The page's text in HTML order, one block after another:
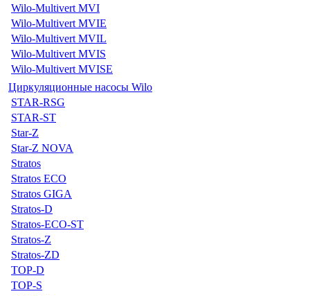
Wilo-Multivert MVI
Wilo-Multivert MVIE
Wilo-Multivert MVIL
Wilo-Multivert MVIS
Wilo-Multivert MVISE
Циркуляционные насосы Wilo
STAR-RSG
STAR-ST
Star-Z
Star-Z NOVA
Stratos
Stratos ECO
Stratos GIGA
Stratos-D
Stratos-ECO-ST
Stratos-Z
Stratos-ZD
TOP-D
TOP-S